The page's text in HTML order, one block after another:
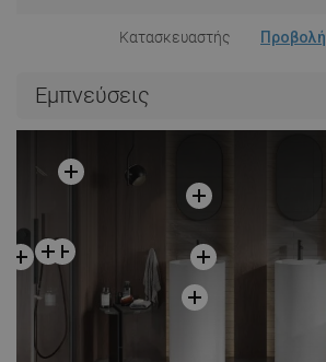
Κατασκευαστής Προβολή
Εμπνεύσεις